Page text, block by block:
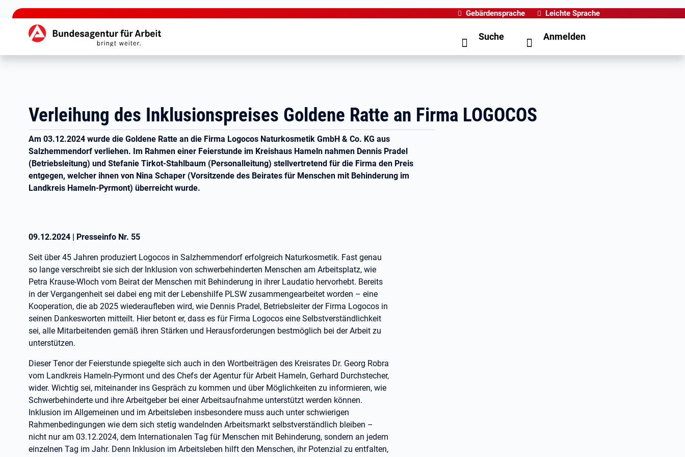
zu den Hauptinhalten springen
Gebärdensprache Leichte Sprache
Hauptnavigation Suche Anmelden
Verleihung des Inklusionspreises Goldene Ratte an Firma LOGOCOS
Am 03.12.2024 wurde die Goldene Ratte an die Firma Logocos Naturkosmetik GmbH & Co. KG aus
Salzhemmendorf verliehen. Im Rahmen einer Feierstunde im Kreishaus Hameln nahmen Dennis Pradel
(Betriebsleitung) und Stefanie Tirkot-Stahlbaum (Personalleitung) stellvertretend für die Firma den Preis
entgegen, welcher ihnen von Nina Schaper (Vorsitzende des Beirates für Menschen mit Behinderung im
Landkreis Hameln-Pyrmont) überreicht wurde.
09.12.2024 | Presseinfo Nr. 55
Seit über 45 Jahren produziert Logocos in Salzhemmendorf erfolgreich Naturkosmetik. Fast genau
so lange verschreibt sie sich der Inklusion von schwerbehinderten Menschen am Arbeitsplatz, wie
Petra Krause-Wloch vom Beirat der Menschen mit Behinderung in ihrer Laudatio hervorhebt. Bereits
in der Vergangenheit sei dabei eng mit der Lebenshilfe PLSW zusammengearbeitet worden – eine
Kooperation, die ab 2025 wiederaufleben wird, wie Dennis Pradel, Betriebsleiter der Firma Logocos in
seinen Dankesworten mitteilt. Hier betont er, dass es für Firma Logocos eine Selbstverständlichkeit
sei, alle Mitarbeitenden gemäß ihren Stärken und Herausforderungen bestmöglich bei der Arbeit zu
unterstützen.
Dieser Tenor der Feierstunde spiegelte sich auch in den Wortbeiträgen des Kreisrates Dr. Georg Robra
vom Landkreis Hameln-Pyrmont und des Chefs der Agentur für Arbeit Hameln, Gerhard Durchstecher,
wider. Wichtig sei, miteinander ins Gespräch zu kommen und über Möglichkeiten zu informieren, wie
Schwerbehinderte und ihre Arbeitgeber bei einer Arbeitsaufnahme unterstützt werden können.
Inklusion im Allgemeinen und im Arbeitsleben insbesondere muss auch unter schwierigen
Rahmenbedingungen wie dem sich stetig wandelnden Arbeitsmarkt selbstverständlich bleiben –
nicht nur am 03.12.2024, dem Internationalen Tag für Menschen mit Behinderung, sondern an jedem
einzelnen Tag im Jahr. Denn Inklusion im Arbeitsleben hilft den Menschen, ihr Potenzial zu entfalten,